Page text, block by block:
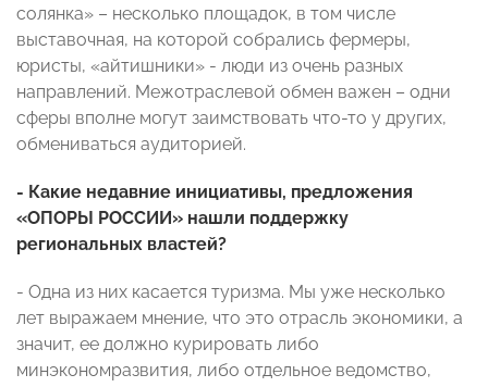
солянка» – несколько площадок, в том числе
выставочная, на которой собрались фермеры,
юристы, «айтишники» - люди из очень разных
направлений. Межотраслевой обмен важен – одни
сферы вполне могут заимствовать что-то у других,
обмениваться аудиторией.
- Какие недавние инициативы, предложения
«ОПОРЫ РОССИИ» нашли поддержку
региональных властей?
- Одна из них касается туризма. Мы уже несколько
лет выражаем мнение, что это отрасль экономики, а
значит, ее должно курировать либо
минэкономразвития, либо отдельное ведомство,